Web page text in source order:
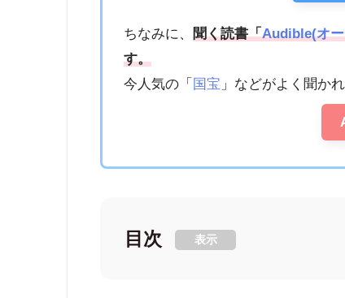
ちなみに、 聞く読書「Audible(オ
す。
今人気の「 国宝 」などがよく聞か
目次 表示